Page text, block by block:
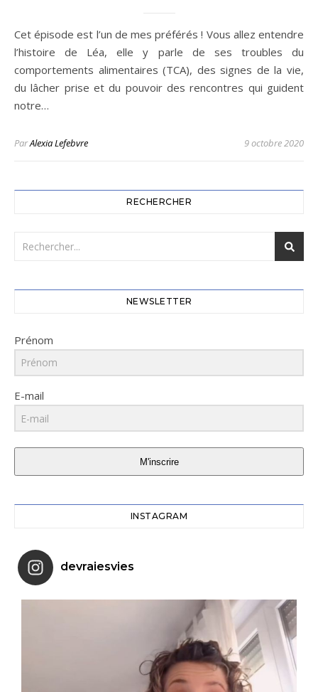
Cet épisode est l’un de mes préférés ! Vous allez entendre
l’histoire de Léa, elle y parle de ses troubles du
comportements alimentaires (TCA), des signes de la vie,
du lâcher prise et du pouvoir des rencontres qui guident
notre…
ParAlexia Lefebvre 9 octobre 2020
RECHERCHER
NEWSLETTER
Prénom
E-mail
M'inscrire
INSTAGRAM
devraiesvies